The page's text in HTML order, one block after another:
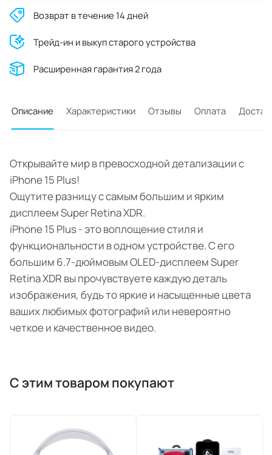
Возврат в течение 14 дней
Трейд-ин и выкуп старого устройства
Расширенная гарантия 2 года
Описание Характеристики Отзывы Оплата
Открывайте мир в превосходной детализации с
iPhone 15 Plus!
Ощутите разницу с самым большим и ярким
дисплеем Super Retina XDR.
iPhone 15 Plus - это воплощение стиля и
функциональности в одном устройстве. С его
большим 6.7-дюймовым OLED-дисплеем Super
Retina XDR вы прочувствуете каждую деталь
изображения, будь то яркие и насыщенные цвета
ваших любимых фотографий или невероятно
четкое и качественное видео.
С этим товаром покупают